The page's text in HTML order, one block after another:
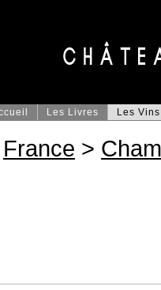
Les Livres Les Vins
France >